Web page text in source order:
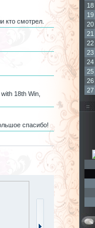
кто смотрел.
18th Win,
спасибо!
18
19
20
21
22
23
24
25
26
27